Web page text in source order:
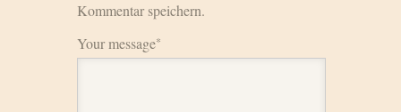
Kommentar speichern.
Your message*